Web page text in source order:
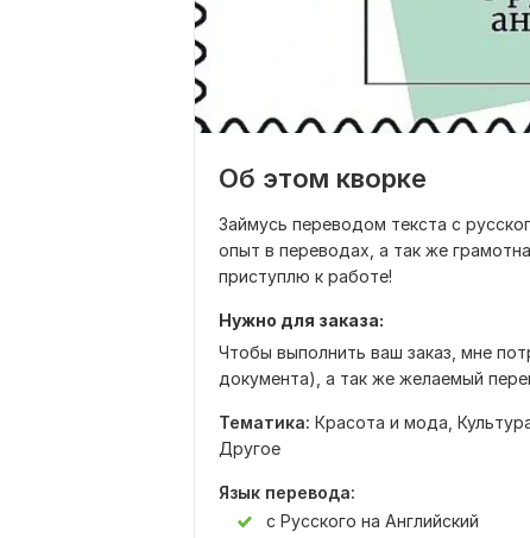
Об этом кворке
Займусь переводом текста с
опыт в переводах, а так же
приступлю к работе!
Нужно для заказа:
Чтобы выполнить ваш заказ, мне
документа), а так же желаемый
Тематика: Красота и мода,
Другое
Язык перевода:
с Русского на Английский